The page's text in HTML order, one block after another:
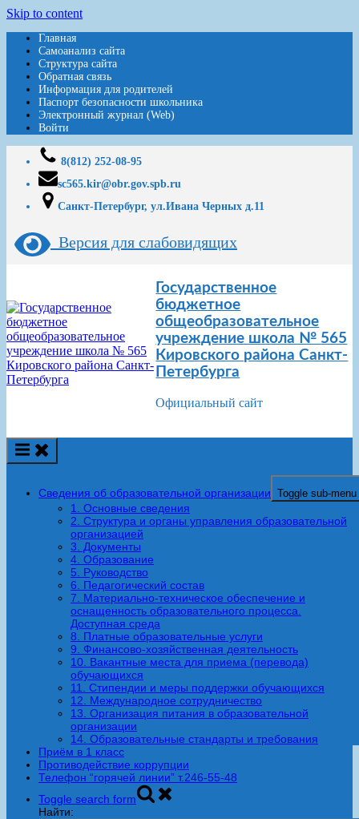
Skip to content
Главная
Самоанализ сайта
Структура сайта
Обратная связь
Информация для родителей
Паспорт безопасности школьника
Электронный журнал (Web)
Войти
8(812) 252-08-95
sc565.kir@obr.gov.spb.ru
Санкт-Петербург, ул.Ивана Черных д.11
Версия для слабовидящих
Государственное
бюджетное
общеобразовательное
учреждение школа № 565
Кировского района Санкт-
Петербурга
Официальный сайт
Сведения об образовательной организации Toggle sub-menu
1. Основные сведения
2. Структура и органы управления образовательной
организацией
3. Документы
4. Образование
5. Руководство
6. Педагогический состав
7. Материально-техническое обеспечение и
оснащенность образовательного процесса.
Доступная среда
8. Платные образовательные услуги
9. Финансово-хозяйственная деятельность
10. Вакантные места для приема (перевода)
обучающихся
11. Стипендии и меры поддержки обучающихся
12. Международное сотрудничество
13. Организация питания в образовательной
организации
14. Образовательные стандарты и требования
Приём в 1 класс
Противодействие коррупции
Телефон “горячей линии” т.246-55-48
Toggle search form
Найти: